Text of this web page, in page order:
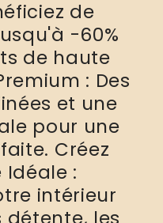
de
-60%
de haute
: Des
et une
pour une
Créez
:
intérieur